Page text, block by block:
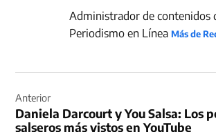
Administrador de contenidos
Periodismo en LíneaMás de
de
entradas
Anterior
Daniela Darcourt y You Salsa: Los
salseros más vistos en YouTube